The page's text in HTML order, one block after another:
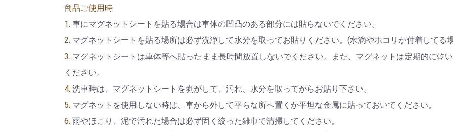
お買い物を続ける カートへ進む
商品ご使用時
1. 車にマグネットシートを貼る場合は車体の凹凸のある部分には貼らないでください。
2. マグネットシートを貼る場所は必ず洗浄して水分を取ってお貼りください。(水滴やホコリが付着してる
3. マグネットシートは車体等へ貼ったまま長時間放置しないでください。また、マグネットは定期的に乾
ください。
4. 洗車時は、マグネットシートを剥がして、汚れ、水分を取ってからお貼り下さい。
5. マグネットを使用しない時は、車から外して平らな所へ置くか平坦な金属に貼っておいてください。
6. 雨やほこり、泥で汚れた場合は必ず固く絞った雑巾で清掃してください。